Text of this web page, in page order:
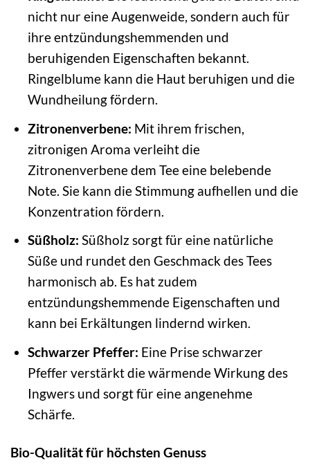
nicht nur eine Augenweide, sondern auch für
ihre entzündungshemmenden und
beruhigenden Eigenschaften bekannt.
Ringelblume kann die Haut beruhigen und die
Wundheilung fördern.
Zitronenverbene: Mit ihrem frischen,
zitronigen Aroma verleiht die
Zitronenverbene dem Tee eine belebende
Note. Sie kann die Stimmung aufhellen und die
Konzentration fördern.
Süßholz: Süßholz sorgt für eine natürliche
Süße und rundet den Geschmack des Tees
harmonisch ab. Es hat zudem
entzündungshemmende Eigenschaften und
kann bei Erkältungen lindernd wirken.
Schwarzer Pfeffer: Eine Prise schwarzer
Pfeffer verstärkt die wärmende Wirkung des
Ingwers und sorgt für eine angenehme
Schärfe.
Bio-Qualität für höchsten Genuss